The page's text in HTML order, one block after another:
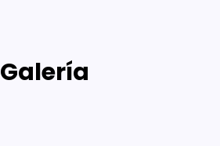
Galería